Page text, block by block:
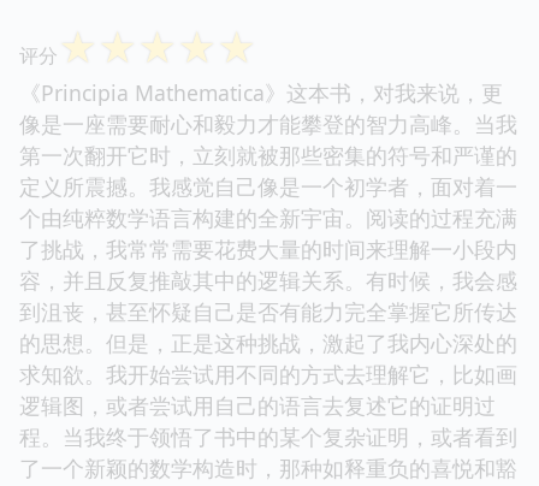
评分 ☆☆☆☆☆
《Principia Mathematica》这本书，对我来说，更
像是一座需要耐心和毅力才能攀登的智力高峰。当我
第一次翻开它时，立刻就被那些密集的符号和严谨的
定义所震撼。我感觉自己像是一个初学者，面对着一
个由纯粹数学语言构建的全新宇宙。阅读的过程充满
了挑战，我常常需要花费大量的时间来理解一小段内
容，并且反复推敲其中的逻辑关系。有时候，我会感
到沮丧，甚至怀疑自己是否有能力完全掌握它所传达
的思想。但是，正是这种挑战，激起了我内心深处的
求知欲。我开始尝试用不同的方式去理解它，比如画
逻辑图，或者尝试用自己的语言去复述它的证明过
程。当我终于领悟了书中的某个复杂证明，或者看到
了一个新颖的数学构造时，那种如释重负的喜悦和豁